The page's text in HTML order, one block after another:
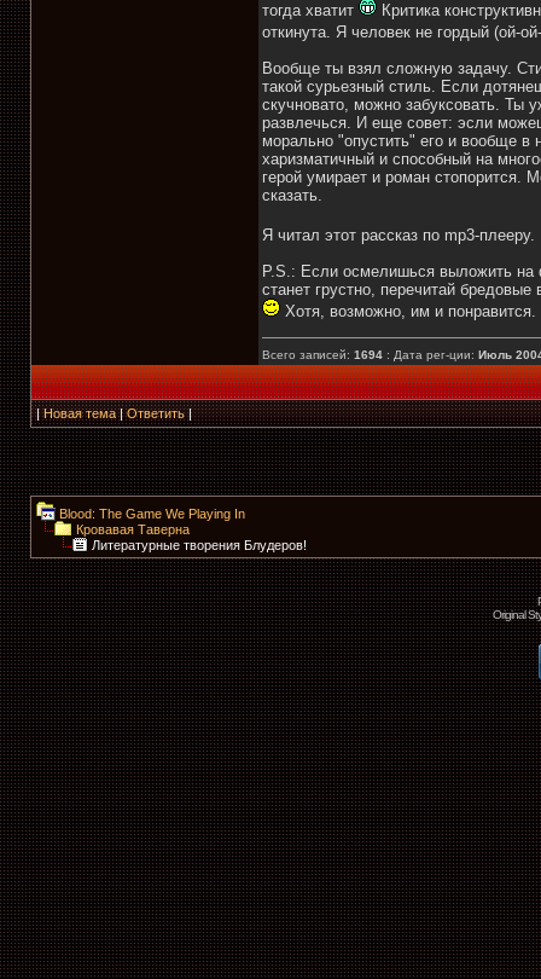
тогда хватит
Критика
откинута. Я человек не гордый (ой-
Вообще ты взял сложную задачу.
такой сурьезный стиль. Если
скучновато, можно забуксовать. Ты
развлечься. И еще совет: эсли
морально "опустить" его и вообще в
харизматичный и способный на
герой умирает и роман стопорится.
сказать.
Я читал этот рассказ по mp3-
P.S.: Если осмелишься выложить на
станет грустно, перечитай
Хотя, возможно, им и
Всего записей: 1694: Дата рег-ции: Июль
|Новая тема|Ответить|
Blood: The Game We Playing In
Кровавая Таверна
Литературные творения Блудеров!
Original